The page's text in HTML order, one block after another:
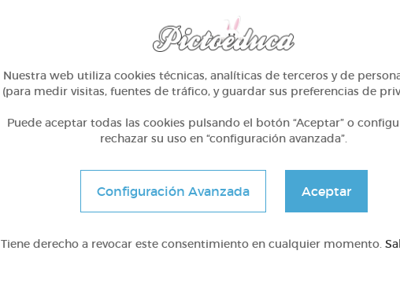
MATERIAS PICTOEDUCA
Nuestra web utiliza cookies técnicas, analíticas de terceros y de
(para medir visitas, fuentes de tráfico, y guardar sus preferencias de
Puede aceptar todas las cookies pulsando el botón “Aceptar” o
rechazar su uso en “configuración avanzada”.
Configuración Avanzada Aceptar
Tiene derecho a revocar este consentimiento en cualquier momento.